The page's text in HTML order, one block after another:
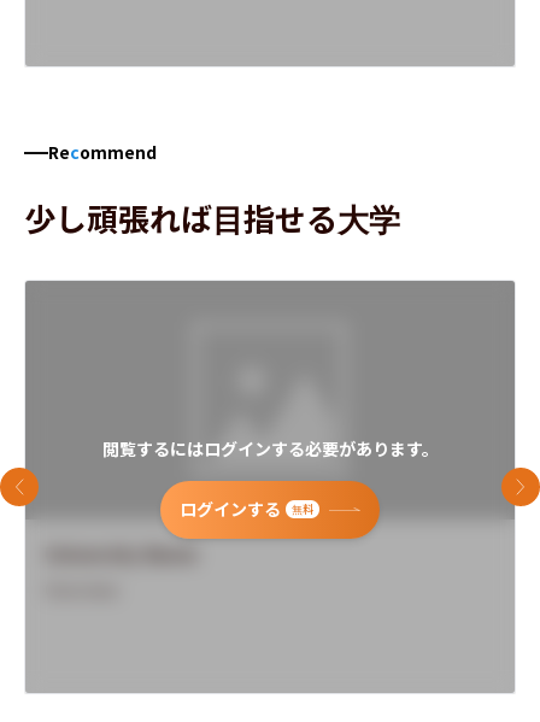
Recommend
少し頑張れば目指せる大学
閲覧するにはログインする必要があります。
ログインする 無料
前のスライド 次